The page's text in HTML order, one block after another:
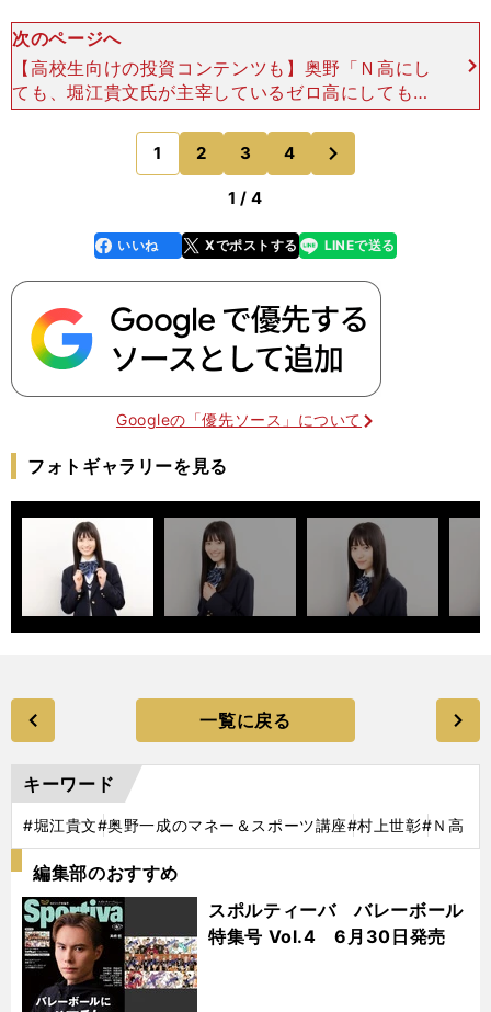
次のページへ
【高校生向けの投資コンテンツも】奥野「Ｎ高にし
ても、堀江貴文氏が主宰しているゼロ高にしても、
とてもいい試みだと思うんだ。なぜなら、学校の先
生ってどうしても『お金は汚いもの』という教え方
になってしまい
1 2 3 4
のページへ
1 / 4
faceboo
k
いいね Xでポストする
line LINEで送る
Googleの「優先ソース」について
フォトギャラリーを見る
一覧に戻る
キーワード
#堀江貴文#奥野一成のマネー＆スポーツ講座#村上世彰#Ｎ高
編集部のおすすめ
スポルティーバ バレーボール
特集号 Vol.4 6月30日発売